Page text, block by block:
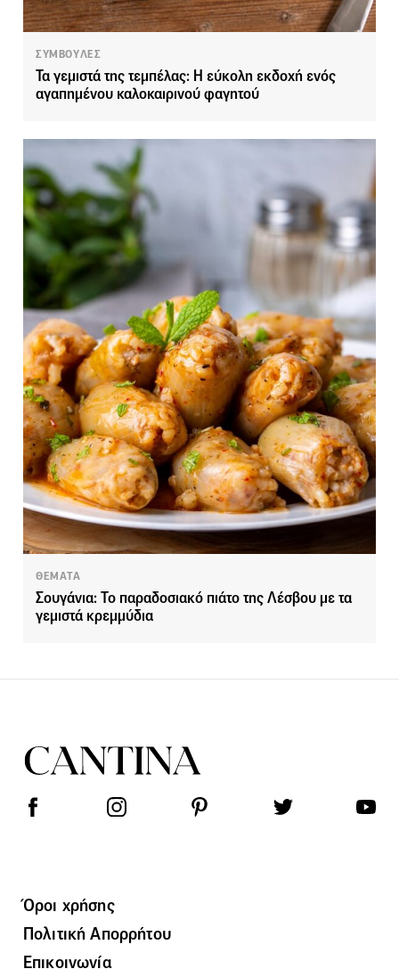
ΣΥΜΒΟΥΛΕΣ
Τα γεμιστά της τεμπέλας: Η εύκολη εκδοχή ενός
αγαπημένου καλοκαιρινού φαγητού
ΘΕΜΑΤΑ
Σουγάνια: Το παραδοσιακό πιάτο της Λέσβου με τα
γεμιστά κρεμμύδια
Όροι χρήσης
Πολιτική Απορρήτου
Επικοινωνία